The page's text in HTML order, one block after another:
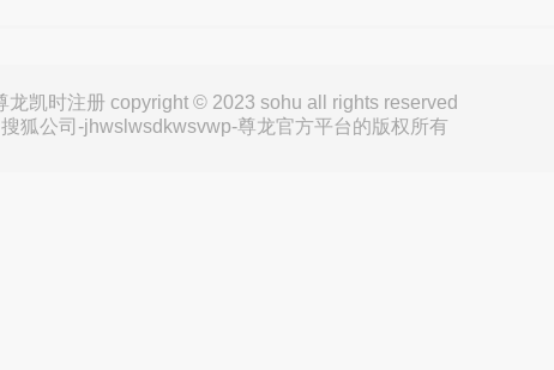
龙凯时注册 copyright © 2023 sohu all rights reserved
搜狐公司-jhwslwsdkwsvwp-尊龙官方平台的版权所有